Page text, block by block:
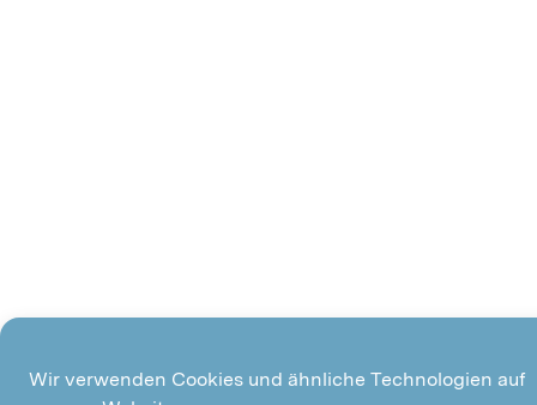
Wir verwenden Cookies und ähnliche Technologien auf